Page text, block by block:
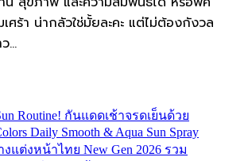
ศร้า น่ากลัวใช่มั้ยละคะ แต่ไม่ต้องกังวล
…
Routine! กันแดดเช้าจรดเย็นด้วย
Daily Smooth & Aqua Sun Spray
งแต่งหน้าไทย New Gen 2026 รวม